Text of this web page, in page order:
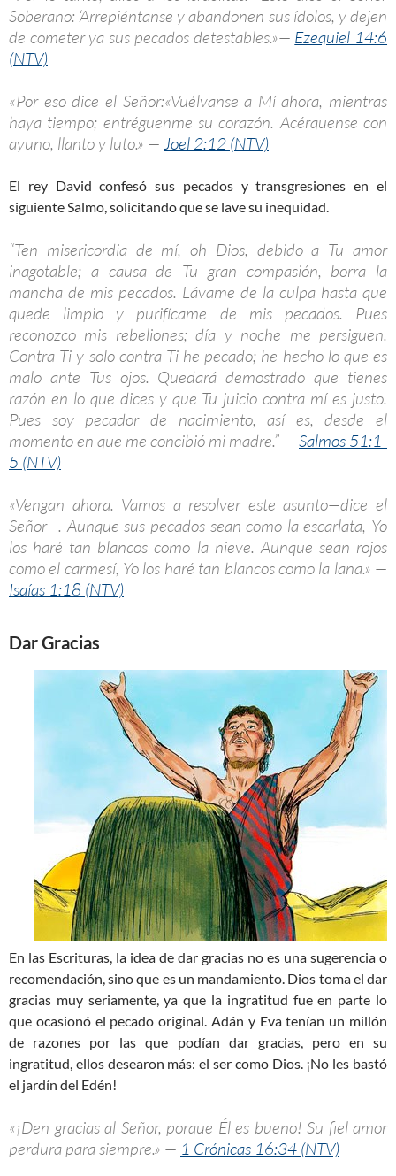
Soberano: ‘Arrepiéntanse y abandonen sus ídolos, y dejen
de cometer ya sus pecados detestables.»— Ezequiel 14:6
(NTV)
«Por eso dice el Señor:«Vuélvanse a Mí ahora, mientras
haya tiempo; entréguenme su corazón. Acérquense con
ayuno, llanto y luto.» — Joel 2:12 (NTV)
El rey David confesó sus pecados y transgresiones en el
siguiente Salmo, solicitando que se lave su inequidad.
“Ten misericordia de mí, oh Dios, debido a Tu amor
inagotable; a causa de Tu gran compasión, borra la
mancha de mis pecados. Lávame de la culpa hasta que
quede limpio y purifícame de mis pecados. Pues
reconozco mis rebeliones; día y noche me persiguen.
Contra Ti y solo contra Ti he pecado; he hecho lo que es
malo ante Tus ojos. Quedará demostrado que tienes
razón en lo que dices y que Tu juicio contra mí es justo.
Pues soy pecador de nacimiento, así es, desde el
momento en que me concibió mi madre.” — Salmos 51:1-
5 (NTV)
«Vengan ahora. Vamos a resolver este asunto—dice el
Señor—. Aunque sus pecados sean como la escarlata, Yo
los haré tan blancos como la nieve. Aunque sean rojos
como el carmesí, Yo los haré tan blancos como la lana.» —
Isaías 1:18 (NTV)
Dar Gracias
En las Escrituras, la idea de dar gracias no es una sugerencia o
recomendación, sino que es un mandamiento. Dios toma el dar
gracias muy seriamente, ya que la ingratitud fue en parte lo
que ocasionó el pecado original. Adán y Eva tenían un millón
de razones por las que podían dar gracias, pero en su
ingratitud, ellos desearon más: el ser como Dios. ¡No les bastó
el jardín del Edén!
«¡Den gracias al Señor, porque Él es bueno! Su fiel amor
perdura para siempre.» — 1 Crónicas 16:34 (NTV)